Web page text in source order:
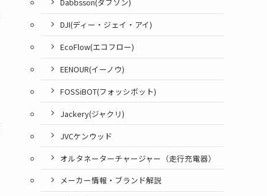
Dabbsson(ダブソン)
DJI(ディー・ジェイ・アイ)
EcoFlow(エコフロー)
EENOUR(イーノウ)
FOSSiBOT(フォッシボット)
Jackery(ジャクリ)
JVCケンウッド
オルタネーターチャージャー（走行充電器）
メーカー情報・ブランド解説